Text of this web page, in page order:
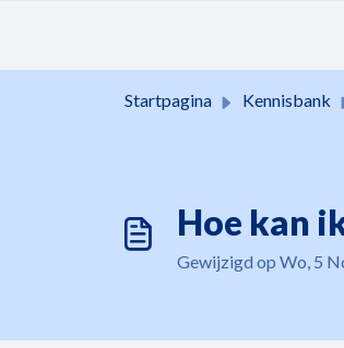
Startpagina Kennisbank
Hoe kan
Gewijzigd op Wo, 5